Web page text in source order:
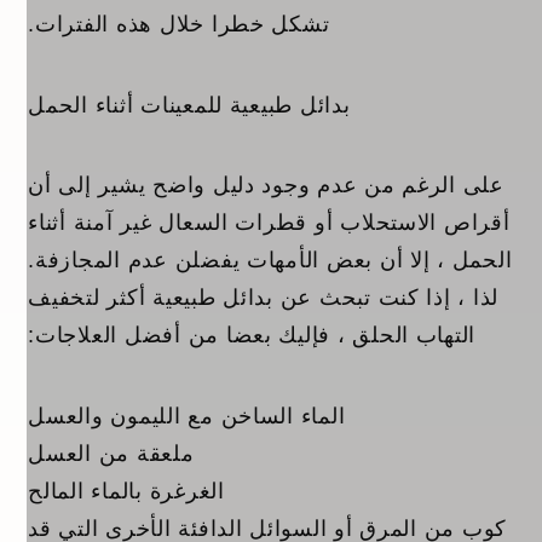
تشكل خطرا خلال هذه الفترات.
بدائل طبيعية للمعينات أثناء الحمل
على الرغم من عدم وجود دليل واضح يشير إلى أن
أقراص الاستحلاب أو قطرات السعال غير آمنة أثناء
الحمل ، إلا أن بعض الأمهات يفضلن عدم المجازفة.
لذا ، إذا كنت تبحث عن بدائل طبيعية أكثر لتخفيف
التهاب الحلق ، فإليك بعضا من أفضل العلاجات:
الماء الساخن مع الليمون والعسل
ملعقة من العسل
الغرغرة بالماء المالح
كوب من المرق أو السوائل الدافئة الأخرى التي قد